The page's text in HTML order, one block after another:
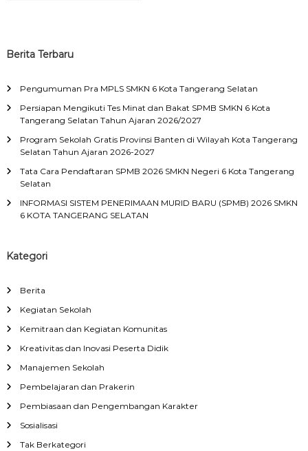
Berita Terbaru
Pengumuman Pra MPLS SMKN 6 Kota Tangerang Selatan
Persiapan Mengikuti Tes Minat dan Bakat SPMB SMKN 6 Kota
Tangerang Selatan Tahun Ajaran 2026/2027
Program Sekolah Gratis Provinsi Banten di Wilayah Kota Tangerang
Selatan Tahun Ajaran 2026-2027
Tata Cara Pendaftaran SPMB 2026 SMKN Negeri 6 Kota Tangerang
Selatan
INFORMASI SISTEM PENERIMAAN MURID BARU (SPMB) 2026 SMKN
6 KOTA TANGERANG SELATAN
Kategori
Berita
Kegiatan Sekolah
Kemitraan dan Kegiatan Komunitas
Kreativitas dan Inovasi Peserta Didik
Manajemen Sekolah
Pembelajaran dan Prakerin
Pembiasaan dan Pengembangan Karakter
Sosialisasi
Tak Berkategori